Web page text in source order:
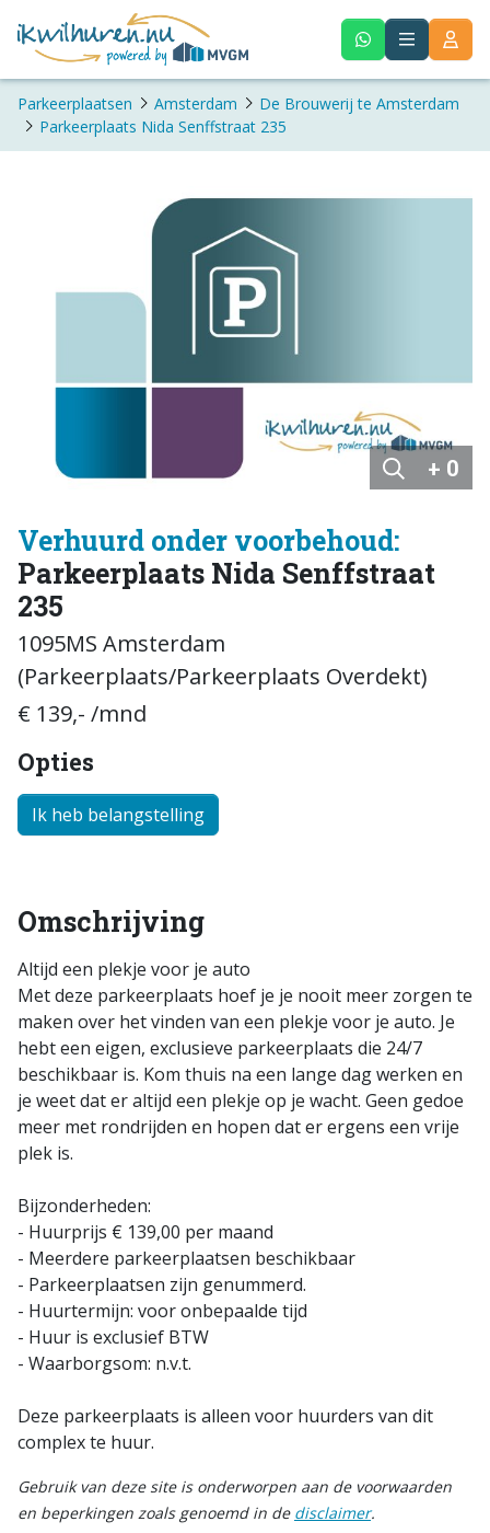
Parkeerplaatsen Amsterdam
De Brouwerij te Amsterdam
Parkeerplaats Nida Senffstraat 235
+ 0
Verhuurd onder voorbehoud:
Parkeerplaats Nida Senffstraat
235
1095MS Amsterdam
(Parkeerplaats/Parkeerplaats Overdekt)
€ 139,- /mnd
Opties
Ik heb belangstelling
Omschrijving
Altijd een plekje voor je auto
Met deze parkeerplaats hoef je je nooit meer zorgen te
maken over het vinden van een plekje voor je auto. Je
hebt een eigen, exclusieve parkeerplaats die 24/7
beschikbaar is. Kom thuis na een lange dag werken en
je weet dat er altijd een plekje op je wacht. Geen gedoe
meer met rondrijden en hopen dat er ergens een vrije
plek is.
Bijzonderheden:
- Huurprijs € 139,00 per maand
- Meerdere parkeerplaatsen beschikbaar
- Parkeerplaatsen zijn genummerd.
- Huurtermijn: voor onbepaalde tijd
- Huur is exclusief BTW
- Waarborgsom: n.v.t.
Deze parkeerplaats is alleen voor huurders van dit
complex te huur.
Gebruik van deze site is onderworpen aan de voorwaarden
en beperkingen zoals genoemd in de disclaimer.